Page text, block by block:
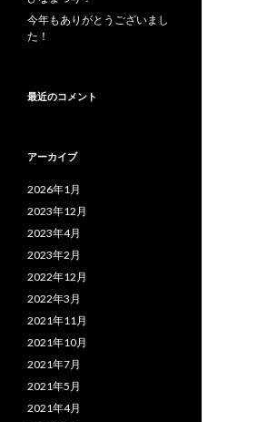
今年もありがとうございまし
た！
最近のコメント
アーカイブ
2026年1月
2023年12月
2023年4月
2023年2月
2022年12月
2022年3月
2021年11月
2021年10月
2021年7月
2021年5月
2021年4月